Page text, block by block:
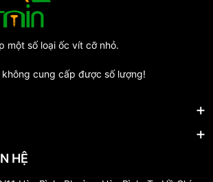
một số loại ốc vít cỡ nhỏ.
cung cấp được số lượng!
HỆ